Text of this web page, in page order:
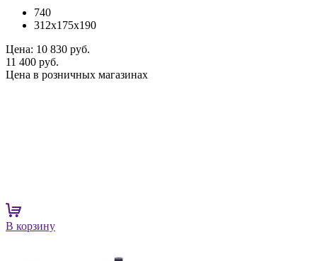
740
312x175x190
Цена: 10 830 руб.
11 400 руб.
Цена в розничных магазинах
В корзину